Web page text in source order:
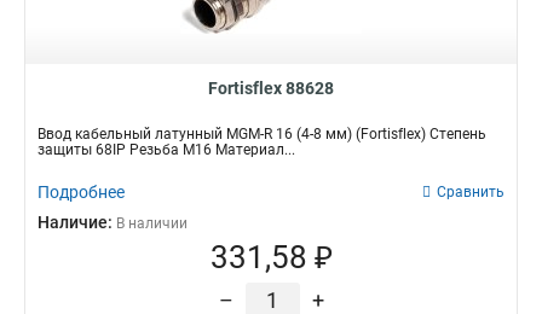
Fortisflex 88628
Ввод кабельный латунный MGM-R 16 (4-8 мм) (Fortisflex) Степень
защиты 68IP Резьба M16 Материал...
Подробнее Сравнить
Наличие: В наличии
331,58 ₽
– +